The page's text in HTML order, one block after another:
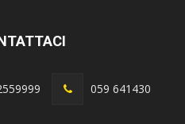
059 641430